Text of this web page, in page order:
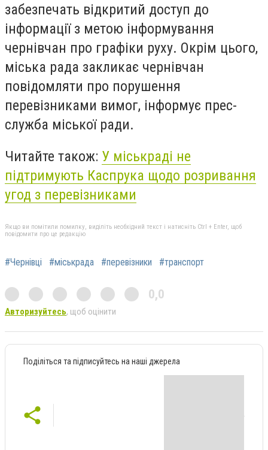
забезпечать відкритий доступ до
інформації з метою інформування
чернівчан про графіки руху. Окрім цього,
міська рада закликає чернівчан
повідомляти про порушення
перевізниками вимог, інформує прес-
служба міської ради.
Читайте також: У міськраді не
підтримують Каспрука щодо розривання
угод з перевізниками
Якщо ви помітили помилку, виділіть необхідний текст і натисніть Ctrl + Enter, щоб
повідомити про це редакцію
#Чернівці #міськрада #перевізники #транспорт
0,0
Авторизуйтесь, щоб оцінити
Поділіться та підписуйтесь на наші джерела